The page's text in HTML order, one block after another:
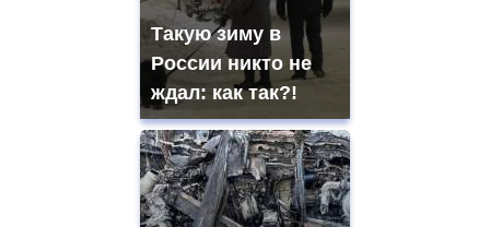
Такую зиму в
России никто не
ждал: как так?!